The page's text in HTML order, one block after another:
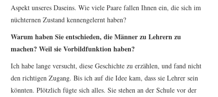
Aspekt unseres Daseins. Wie viele Paare fallen Ihnen ein, die sich im
nüchternen Zustand kennengelernt haben?
Warum haben Sie entschieden, die Männer zu Lehrern zu
machen? Weil sie Vorbildfunktion haben?
Ich habe lange versucht, diese Geschichte zu erzählen, und fand nicht
den richtigen Zugang. Bis ich auf die Idee kam, dass sie Lehrer sein
könnten. Plötzlich fügte sich alles. Sie stehen an der Schule vor der